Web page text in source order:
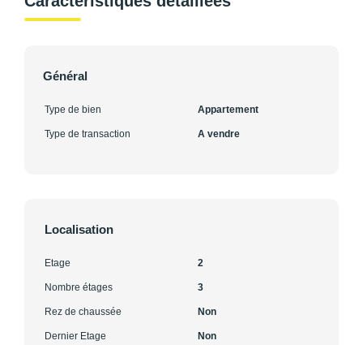
Général
Type de bien Appartement
Type de transaction A vendre
Localisation
Etage 2
Nombre étages 3
Rez de chaussée Non
Dernier Etage Non